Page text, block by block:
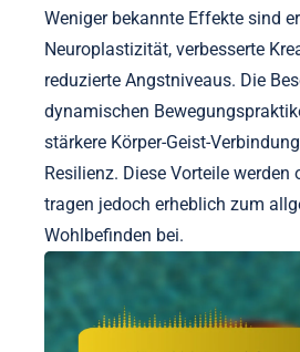
Weniger bekannte Effekte sind
Neuroplastizität, verbesserte
reduzierte Angstniveaus. Die
dynamischen
stärkere Körper-Geist-
Resilienz. Diese Vorteile werden
tragen jedoch erheblich zum
Wohlbefinden bei.